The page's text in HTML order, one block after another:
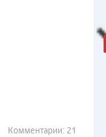
Комментарии: 21